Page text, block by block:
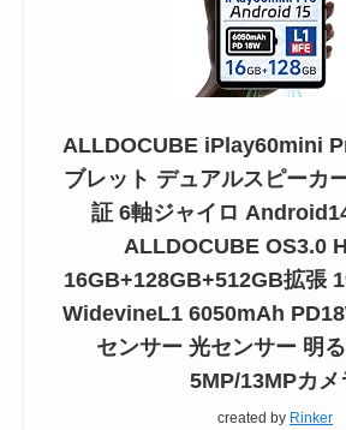
ALLDOCUBE iPlay60mini
ブレット デュアルスピーカ
証 6軸ジャイロ
ALLDOCUBE OS3.0
16GB+128GB+512GB拡張
WidevineL1 6050mAh
センサー 光センサー 明
5MP/13MPカメ
created by Rinker